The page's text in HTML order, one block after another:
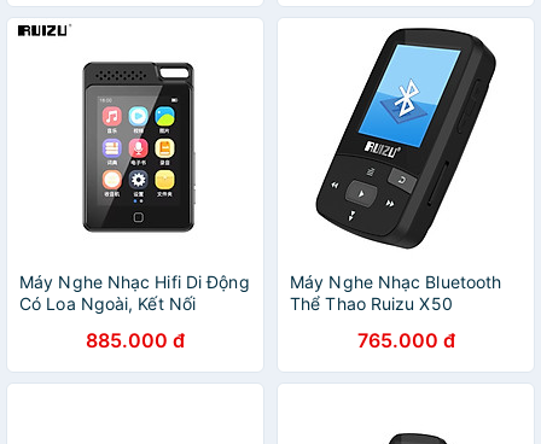
Nhập Khẩu
Máy Nghe Nhạc Hifi Di Động
Có Loa Ngoài, Kết Nối
Thể Thao Ruizu C1 Bộ Nhớ
32GB - Hàng Nhập Khẩu
885.000 đ
Máy Nghe Nhạc Bluetooth
Thể Thao Ruizu X50
765.000 đ